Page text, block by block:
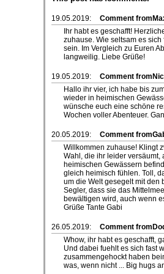
19.05.2019:
Comment
Ihr habt es geschafft!
zuhause. Wie seltsam es
sein. Im Vergleich zu Euren
langweilig. Liebe Grüße!
19.05.2019:
Comment
Hallo ihr vier, ich habe bis
wieder in heimischen
wünsche euch eine schöne
Wochen voller Abenteuer.
20.05.2019:
Comment
Willkommen zuhause! Klingt
Wahl, die ihr leider versäumt,
heimischen Gewässern
gleich heimisch fühlen. Toll,
um die Welt gesegelt mit den
Segler, dass sie das
bewältigen wird, auch wenn
Grüße Tante Gabi
26.05.2019:
Comment
Whow, ihr habt es geschafft,
Und dabei fuehlt es sich fast
zusammengehockt haben
was, wenn nicht ... Big hugs